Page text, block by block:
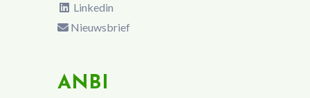
Linkedin
Nieuwsbrief
ANBI